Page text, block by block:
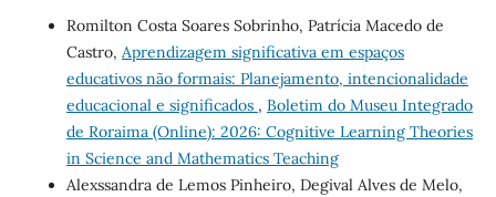
Romilton Costa Soares Sobrinho, Patrícia Macedo de
Castro, Aprendizagem significativa em espaços
educativos não formais: Planejamento, intencionalidade
educacional e significados , Boletim do Museu Integrado
de Roraima (Online): 2026: Cognitive Learning Theories
in Science and Mathematics Teaching
Alexssandra de Lemos Pinheiro, Degival Alves de Melo,